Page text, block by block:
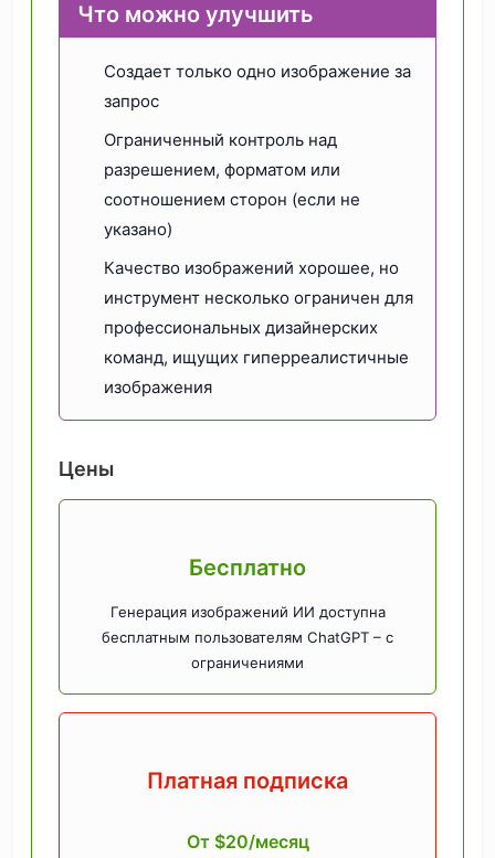
Что можно улучшить
Создает только одно изображение за
запрос
Ограниченный контроль над
разрешением, форматом или
соотношением сторон (если не
указано)
Качество изображений хорошее, но
инструмент несколько ограничен для
профессиональных дизайнерских
команд, ищущих гиперреалистичные
изображения
Цены
Бесплатно
Генерация изображений ИИ доступна
бесплатным пользователям ChatGPT – с
ограничениями
Платная подписка
От $20/месяц